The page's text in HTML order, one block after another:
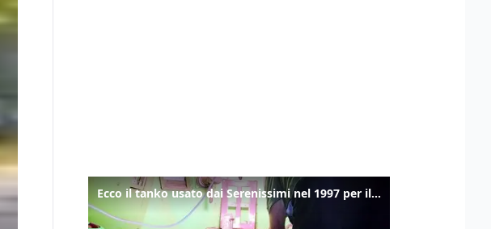
Ecco il tanko usato dai Serenissimi nel 1997 per il blitz a San Marco